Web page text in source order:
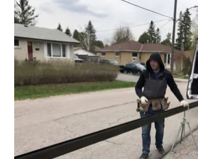
Venezuela, Delcy Rodríguez, parece
transición política al iniciar diálogo
proceso impulsado por Estados
que tenían previsto iniciar el 1 de
para esta semana, y serán
presidente de la Asamblea Nacional,
diálogo y hermano de la presidenta
Dinorah Figuera, la opositora que
VenezuelaEl presidente de EE.UU.,